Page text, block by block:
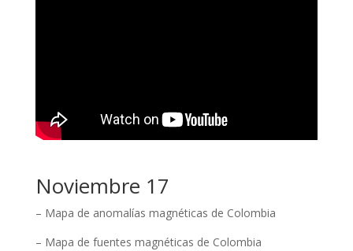
Noviembre 17
– Mapa de anomalías magnéticas de Colombia
– Mapa de fuentes magnéticas de Colombia